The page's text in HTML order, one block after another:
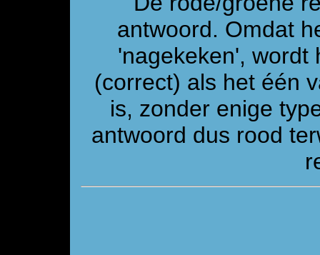
antwoord. Omdat
'nagekeken', wordt
(correct) als het één
is, zonder enige
antwoord dus rood